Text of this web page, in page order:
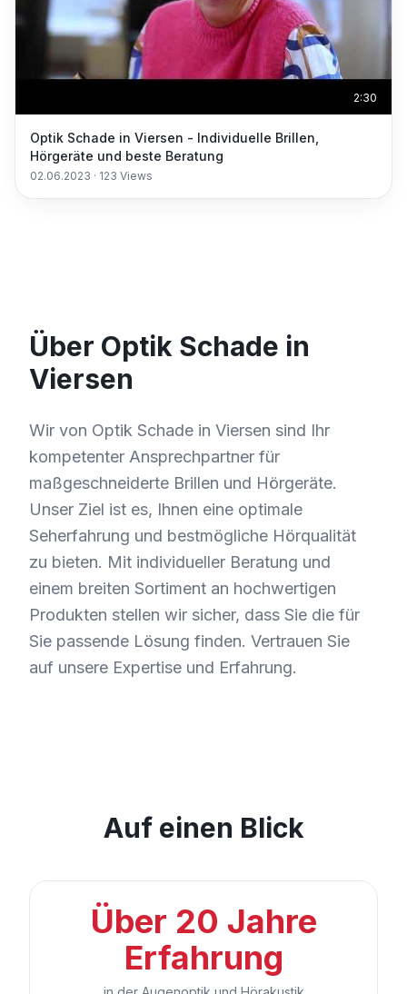
2:30
Optik Schade in Viersen - Individuelle Brillen,
Hörgeräte und beste Beratung
02.06.2023 · 123 Views
Über Optik Schade in
Viersen
Wir von Optik Schade in Viersen sind Ihr
kompetenter Ansprechpartner für
maßgeschneiderte Brillen und Hörgeräte.
Unser Ziel ist es, Ihnen eine optimale
Seherfahrung und bestmögliche Hörqualität
zu bieten. Mit individueller Beratung und
einem breiten Sortiment an hochwertigen
Produkten stellen wir sicher, dass Sie die für
Sie passende Lösung finden. Vertrauen Sie
auf unsere Expertise und Erfahrung.
Auf einen Blick
Über 20 Jahre
Erfahrung